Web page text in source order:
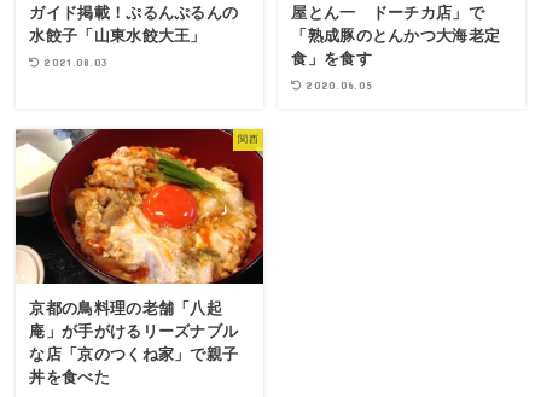
ガイド掲載！ぷるんぷるんの
水餃子「山東水餃大王」
2021.08.03
屋とん一 ドーチカ店」で
「熟成豚のとんかつ大海老定
食」を食す
2020.06.05
関西
京都の鳥料理の老舗「八起
庵」が手がけるリーズナブル
な店「京のつくね家」で親子
丼を食べた